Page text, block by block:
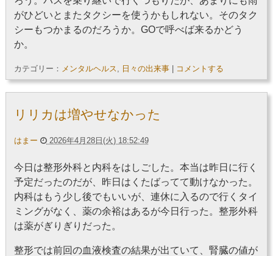
がひどいとまたタクシーを使うかもしれない。そのタク
シーもつかまるのだろうか。GOで呼べば来るかどう
か。
カテゴリー： メンタルヘルス, 日々の出来事 コメントする
リリカは増やせなかった
はまー 2026年4月28日(火) 18:52:49
今日は整形外科と内科をはしごした。本当は昨日に行く
予定だったのだが、昨日はくたばってて動けなかった。
内科はもう少し後でもいいが、連休に入るので行くタイ
ミングがなく、薬の余裕はあるが今日行った。整形外科
は薬がぎりぎりだった。
整形では前回の血液検査の結果が出ていて、腎臓の値が